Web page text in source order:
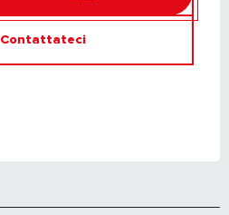
Contattateci